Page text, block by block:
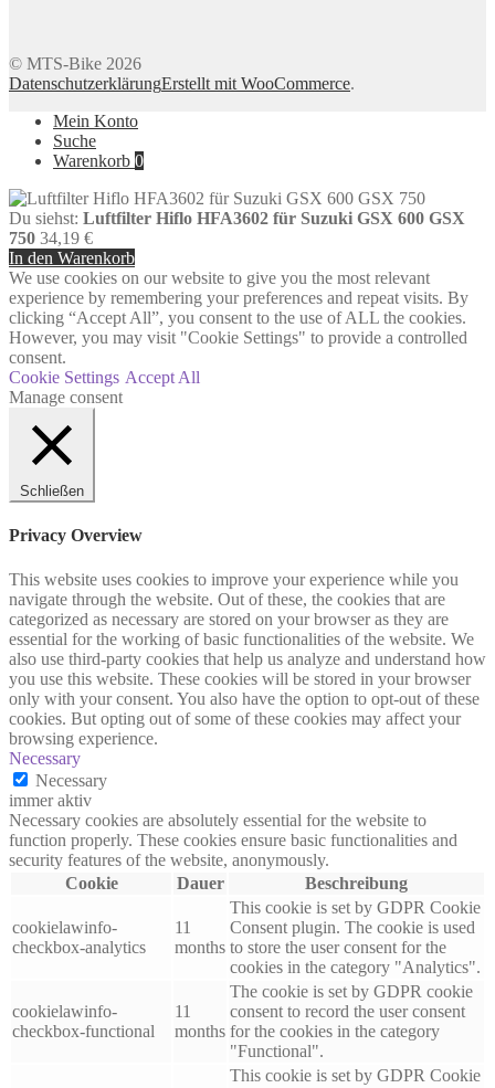
© MTS-Bike 2026
DatenschutzerklärungErstellt mit WooCommerce.
Mein Konto
Suche
Warenkorb 0
Du siehst: Luftfilter Hiflo HFA3602 für Suzuki GSX 600 GSX
750 34,19 €
In den Warenkorb
We use cookies on our website to give you the most relevant
experience by remembering your preferences and repeat visits. By
clicking “Accept All”, you consent to the use of ALL the cookies.
However, you may visit "Cookie Settings" to provide a controlled
consent.
Cookie Settings Accept All
Manage consent
Schließen
Privacy Overview
This website uses cookies to improve your experience while you
navigate through the website. Out of these, the cookies that are
categorized as necessary are stored on your browser as they are
essential for the working of basic functionalities of the website. We
also use third-party cookies that help us analyze and understand how
you use this website. These cookies will be stored in your browser
only with your consent. You also have the option to opt-out of these
cookies. But opting out of some of these cookies may affect your
browsing experience.
Necessary
Necessary
immer aktiv
Necessary cookies are absolutely essential for the website to
function properly. These cookies ensure basic functionalities and
security features of the website, anonymously.
Cookie
Dauer Beschreibung
cookielawinfo-
checkbox-analytics
11
months
This cookie is set by GDPR Cookie
Consent plugin. The cookie is used
to store the user consent for the
cookies in the category "Analytics".
cookielawinfo-
checkbox-functional
11
months
The cookie is set by GDPR cookie
consent to record the user consent
for the cookies in the category
"Functional".
This cookie is set by GDPR Cookie